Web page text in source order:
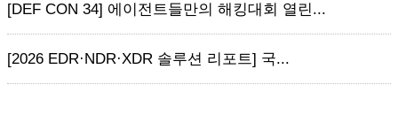
[DEF CON 34] 에이전트들만의 해킹대회 열린...
[2026 EDR·NDR·XDR 솔루션 리포트] 국...